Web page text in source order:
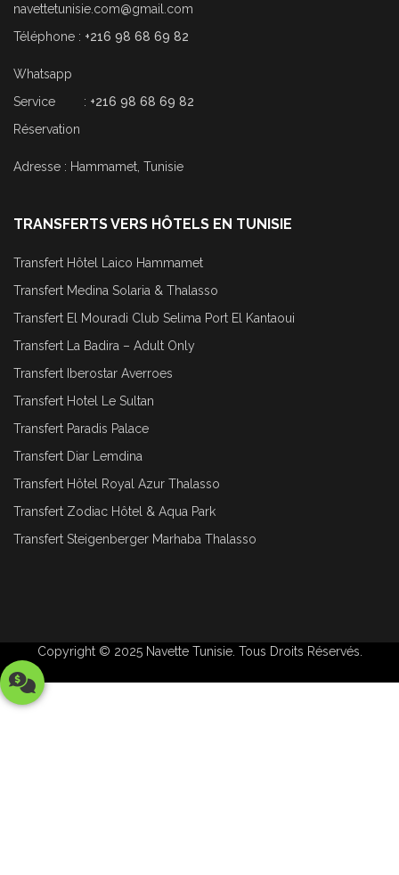
navettetunisie.com@gmail.com
Téléphone : +216 98 68 69 82
Whatsapp
Service : +216 98 68 69 82
Réservation
Adresse : Hammamet, Tunisie
TRANSFERTS VERS HÔTELS EN TUNISIE
Transfert Hôtel Laico Hammamet
Transfert Medina Solaria & Thalasso
Transfert El Mouradi Club Selima Port El Kantaoui
Transfert La Badira – Adult Only
Transfert Iberostar Averroes
Transfert Hotel Le Sultan
Transfert Paradis Palace
Transfert Diar Lemdina
Transfert Hôtel Royal Azur Thalasso
Transfert Zodiac Hôtel & Aqua Park
Transfert Steigenberger Marhaba Thalasso
Copyright © 2025 Navette Tunisie. Tous Droits Réservés.